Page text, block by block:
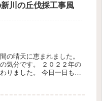
川の丘伐採工事風
の晴天に恵まれました。
気分です。 ２０２２年の
りました。 今日一日もチ